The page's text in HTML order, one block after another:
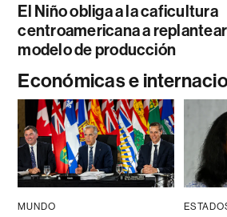
El Niño obliga a la caficultura
centroamericana a
modelo de producción
Económicas e
MUNDO